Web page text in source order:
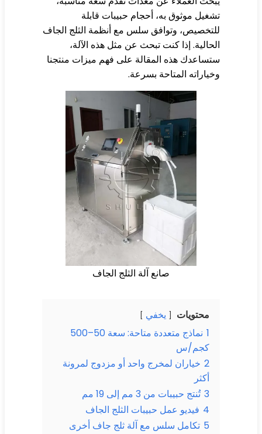
موثوق به، أحجام حبيبات قابلة
وتوافق سلس مع أنظمة الثلج الجاف
إذا كنت تبحث عن مثل هذه الآلة،
هذه المقالة على فهم ميزات منتجنا
المتاحة بسرعة.
صانع آلة الثلج الجاف
يخفي
نماذج متعددة متاحة: سعة 50–500
خياران لمخرج واحد أو مزدوج لمرونة
تُنتج حبيبات من 3 مم إلى 19 مم
فيديو عمل حبيبات الثلج الجاف
تكامل سلس مع آلة ثلج جاف أخرى